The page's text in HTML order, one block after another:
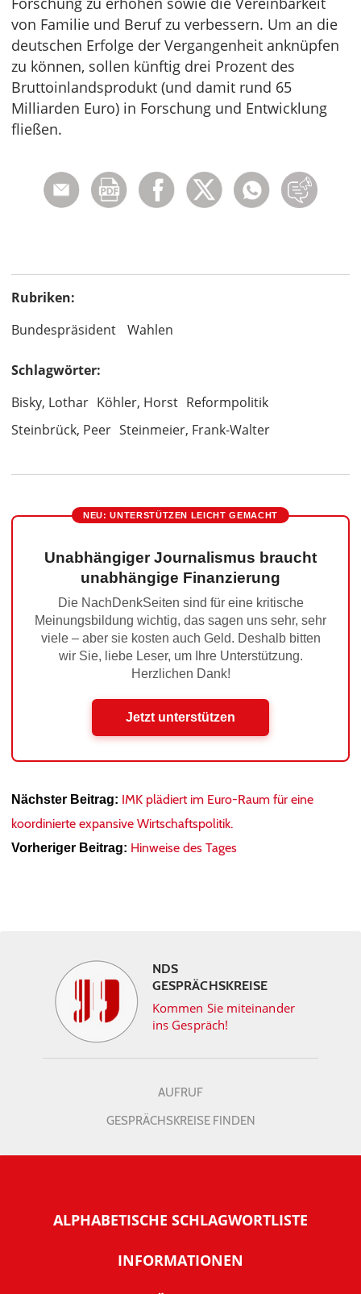
von Familie und Beruf zu verbessern. Um an die
deutschen Erfolge der Vergangenheit anknüpfen
zu können, sollen künftig drei Prozent des
Bruttoinlandsprodukt (und damit rund 65
Milliarden Euro) in Forschung und Entwicklung
fließen.
Rubriken:
Bundespräsident
Wahlen
Schlagwörter:
Bisky, Lothar Köhler, Horst Reformpolitik
Steinbrück, Peer Steinmeier, Frank-Walter
NEU: UNTERSTÜTZEN LEICHT GEMACHT
Unabhängiger Journalismus braucht
unabhängige Finanzierung
Die NachDenkSeiten sind für eine kritische
Meinungsbildung wichtig, das sagen uns sehr, sehr
viele – aber sie kosten auch Geld. Deshalb bitten
wir Sie, liebe Leser, um Ihre Unterstützung.
Herzlichen Dank!
Jetzt unterstützen
Nächster Beitrag: IMK plädiert im Euro-Raum für eine
koordinierte expansive Wirtschaftspolitik.
Vorheriger Beitrag: Hinweise des Tages
NDS
GESPRÄCHSKREISE
Kommen Sie miteinander
ins Gespräch!
AUFRUF
GESPRÄCHSKREISE FINDEN
ALPHABETISCHE SCHLAGWORTLISTE
INFORMATIONEN
Warum NachDenkSeiten